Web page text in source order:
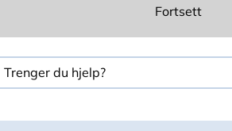
Fortsett
Trenger du hjelp?